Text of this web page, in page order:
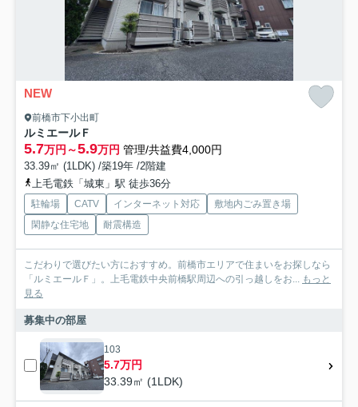
NEW
前橋市下小出町
ルミエールＦ
5.7万円～5.9万円 管理/共益費4,000円
33.39㎡ (1LDK) /築19年 /2階建
上毛電鉄「城東」駅 徒歩36分
駐輪場 CATV インターネット対応
敷地内ごみ置き場
閑静な住宅地
耐震構造
こだわりで選びたい方におすすめ。前橋市エリアで住まいをお探しなら
「ルミエールＦ」。上毛電鉄中央前橋駅周辺への引っ越しをお...
もっと
見る
募集中の部屋
103
5.7万円
33.39㎡ (1LDK)